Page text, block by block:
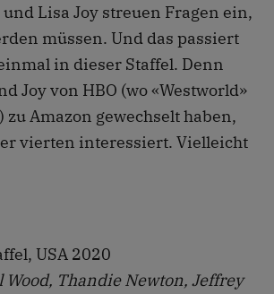
Lisa Joy streuen Fragen ein,
müssen. Und das passiert
in dieser Staffel. Denn
Joy von HBO (wo «Westworld»
Amazon gewechselt haben,
vierten interessiert. Vielleicht
USA 2020
Wood, Thandie Newton, Jeffrey